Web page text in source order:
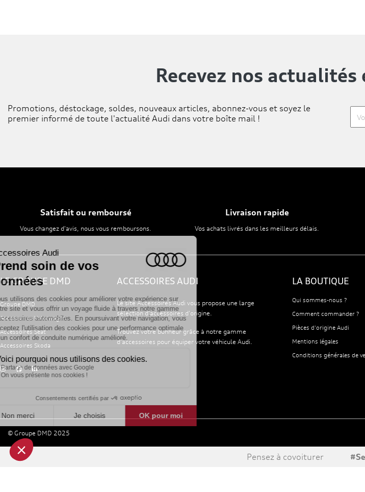
Recevez nos actualités
Promotions, déstockage, soldes, nouveaux articles, abonnez-vous et soyez le
premier informé de toute l'actualité Audi dans votre boîte mail !
Satisfait ou remboursé
Vous changez d'avis, nous vous remboursons.
Livraison rapide
Vos achats livrés dans les meilleurs délais.
LE GROUPE DMD
Groupe DMD
Accessoires Volkswagen
Accessoires Seat
Accessoires Skoda
ACCESSOIRES AUDI
Le site Accessoires Audi vous propose une large
sélection d'accessoires d'origine.
Trouvez votre bonheur grâce à notre gamme
d'accessoires pour équiper votre véhicule Audi.
LA BOUTIQUE
Qui sommes-nous ?
Comment commander ?
Pièces d'origine Audi
Mentions légales
Conditions générales de
© Groupe DMD 2025
Pensez à covoiturer